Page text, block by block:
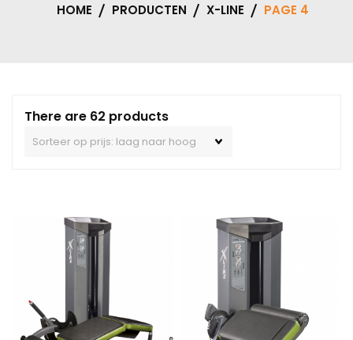
HOME PRODUCTEN X-LINE PAGE 4
There are 62 products